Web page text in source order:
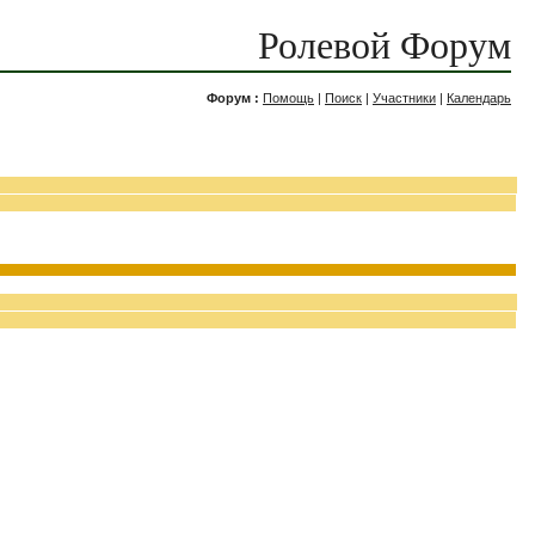
Ролевой Форум
Форум : Помощь | Поиск | Участники | Календарь